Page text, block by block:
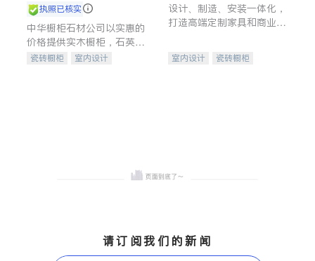
执照已核实
中华橱柜石材公司以实惠的
价格提供实木橱柜，石英石
台面，多种优质不锈钢水
瓷砖橱柜
室内设计
设计、制造、安装一体化，
打造高端定制家具和商业空
室内设计
瓷砖橱柜
请订阅我们的新闻